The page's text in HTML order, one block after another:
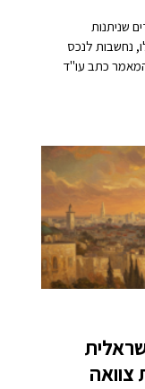
שניתנות
נחשבות לנכס
כתב עו"ד
צוואה